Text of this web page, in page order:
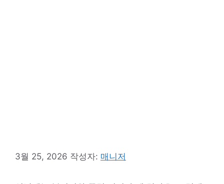
3월 25, 2026 작성자: 매니저